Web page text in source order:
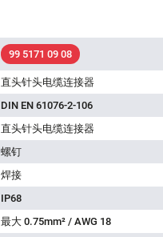
99 5171 09 08
直头针头电缆连接器
DIN EN 61076-2-106
直头针头电缆连接器
螺钉
焊接
IP68
最大 0.75mm² / AWG 18